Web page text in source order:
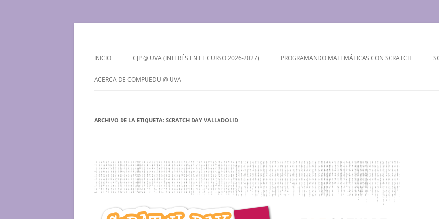
Saltar
INICIO CJP @ UVA (INTERÉS EN EL CURSO 2026-2027)
¿QUÉ ES EL CJP @ UVA?
PROGRAMANDO MATEMÁTICAS CON SCRATCH
ACERCA DE COMPUEDU @ UVA
CONTACTO
ARCHIVO DE LA ETIQUETA: SCRATCH DAY VALLADOLID